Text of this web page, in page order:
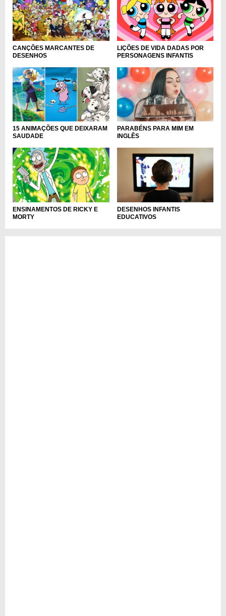
CANÇÕES MARCANTES DE
DESENHOS
LIÇÕES DE VIDA DADAS POR
PERSONAGENS INFANTIS
15 ANIMAÇÕES QUE DEIXARAM
SAUDADE
PARABÉNS PARA MIM EM
INGLÊS
ENSINAMENTOS DE RICKY E
MORTY
DESENHOS INFANTIS
EDUCATIVOS